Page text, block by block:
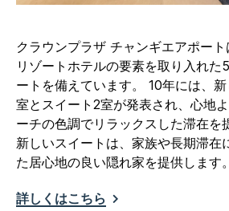
クラウンプラザ チャンギエアポー
リゾートホテルの要素を取り入れた
ートを備えています。 10年には、
室とスイート2室が発表され、心地
ーチの色調でリラックスした滞在を
新しいスイートは、家族や長期滞在
た居心地の良い隠れ家を提供します。
詳しくはこちら